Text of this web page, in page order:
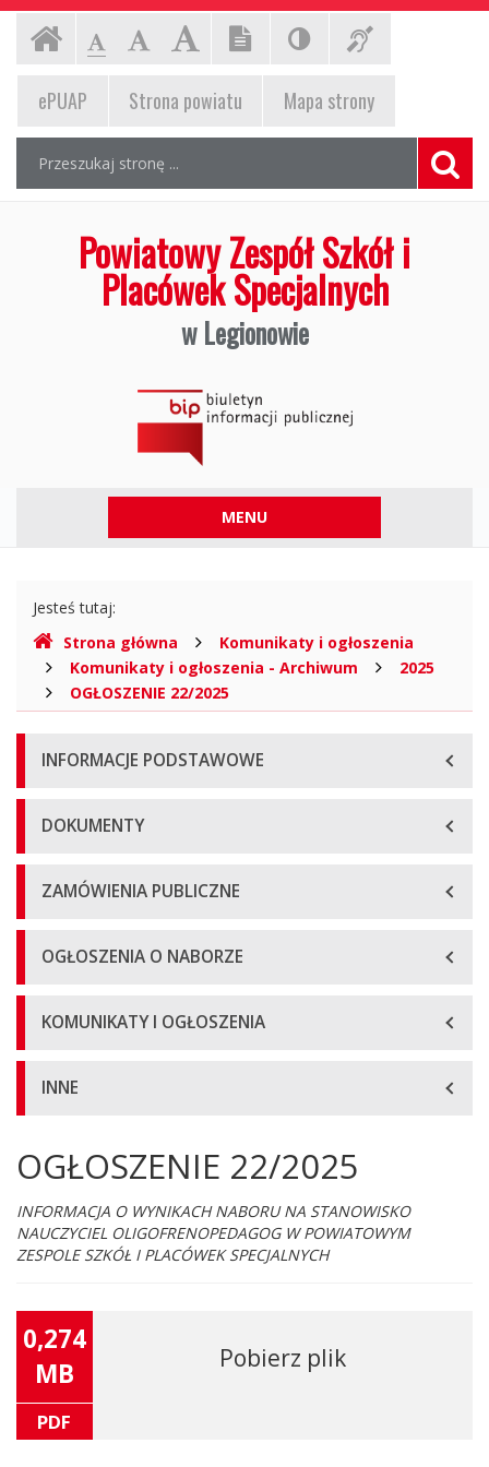
Powiatowy
Zespół
Szkół
Placówek
Specjalnych
Legionowie,
Informacji
Publicznej
Ustawienia
strony
Strona
główna
jej
na
stronie:
CzcionkaCzcionkaCzcionka
EPUAP,
strona
powiatu,
mapa
strony
ePUAP Strona powiatu Mapa strony
Wyszukiwarka
Formularz
wyszukiwania
fraza:
Powiatowy Zespół Szkół i
Placówek Specjalnych
w Legionowie
MENU
Gdzie
jesteśmy
Jesteś tutaj:
Strona główna
Komunikaty i ogłoszenia
Komunikaty i ogłoszenia - Archiwum
2025
OGŁOSZENIE 22/2025
Menu
główne
INFORMACJE PODSTAWOWE
DOKUMENTY
ZAMÓWIENIA PUBLICZNE
OGŁOSZENIA O NABORZE
KOMUNIKATY I OGŁOSZENIA
INNE
Główna
treść
strony
OGŁOSZENIE 22/2025
INFORMACJA O WYNIKACH NABORU NA STANOWISKO
NAUCZYCIEL OLIGOFRENOPEDAGOG W POWIATOWYM
ZESPOLE SZKÓŁ I PLACÓWEK SPECJALNYCH
0,274
MB
PDF
Pobierz plik